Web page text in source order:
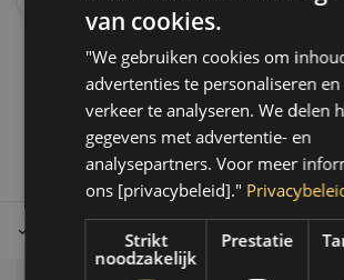
Tot 30 dagen retour sturen. Op
van cookies.
"We gebruiken cookies om
advertenties te personaliseren en
verkeer te analyseren. We delen
gegevens met advertentie- en
analysepartners. Voor meer
ons [privacybeleid]."
Strikt
noodzakelijk
Prestatie